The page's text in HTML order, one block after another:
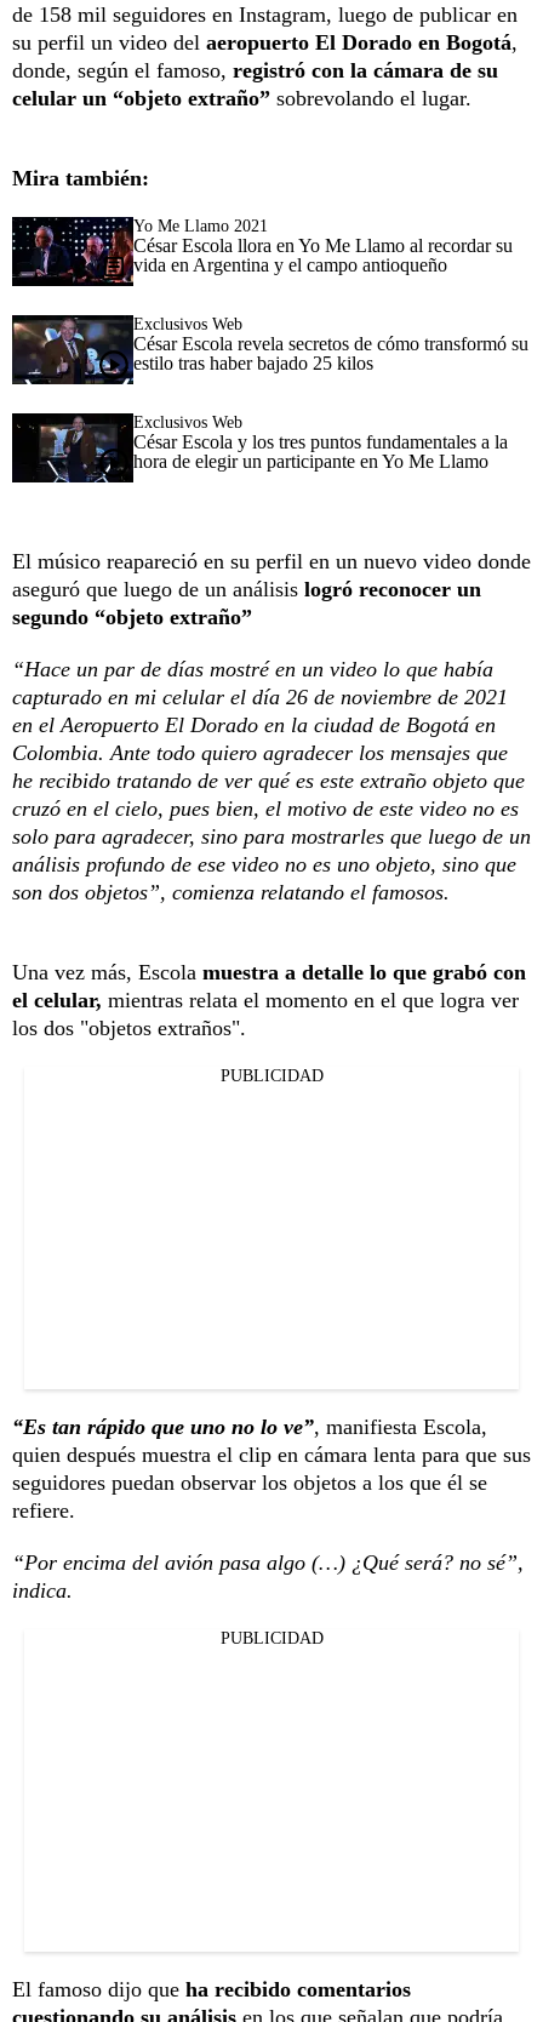
de 158 mil seguidores en Instagram, luego de publicar en
su perfil un video del aeropuerto El Dorado en Bogotá,
donde, según el famoso, registró con la cámara de su
celular un “objeto extraño” sobrevolando el lugar.
Mira también:
Yo Me Llamo 2021
César Escola llora en Yo Me Llamo al recordar su
vida en Argentina y el campo antioqueño
Exclusivos Web
César Escola revela secretos de cómo transformó su
estilo tras haber bajado 25 kilos
Exclusivos Web
César Escola y los tres puntos fundamentales a la
hora de elegir un participante en Yo Me Llamo
El músico reapareció en su perfil en un nuevo video donde
aseguró que luego de un análisis logró reconocer un
segundo “objeto extraño”
“Hace un par de días mostré en un video lo que había
capturado en mi celular el día 26 de noviembre de 2021
en el Aeropuerto El Dorado en la ciudad de Bogotá en
Colombia. Ante todo quiero agradecer los mensajes que
he recibido tratando de ver qué es este extraño objeto que
cruzó en el cielo, pues bien, el motivo de este video no es
solo para agradecer, sino para mostrarles que luego de un
análisis profundo de ese video no es uno objeto, sino que
son dos objetos”, comienza relatando el famosos.
Una vez más, Escola muestra a detalle lo que grabó con
el celular, mientras relata el momento en el que logra ver
los dos "objetos extraños".
PUBLICIDAD
“Es tan rápido que uno no lo ve”, manifiesta Escola,
quien después muestra el clip en cámara lenta para que sus
seguidores puedan observar los objetos a los que él se
refiere.
“Por encima del avión pasa algo (…) ¿Qué será? no sé”,
indica.
PUBLICIDAD
El famoso dijo que ha recibido comentarios
cuestionando su análisis en los que señalan que podría